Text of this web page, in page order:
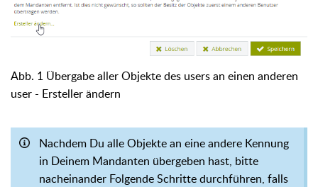
Abb. 1 Übergabe aller Objekte des users an einen anderen
user - Ersteller ändern
Nachdem Du alle Objekte an eine andere Kennung
in Deinem Mandanten übergeben hast, bitte
nacheinander Folgende Schritte durchführen, falls